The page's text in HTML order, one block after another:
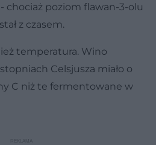
chociaż poziom flawan-3-olu
z czasem.
temperatura. Wino
Celsjusza miało o
C niż te fermentowane w